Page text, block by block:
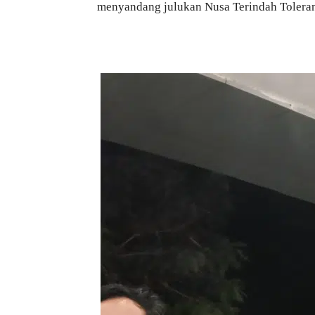
menyandang julukan Nusa Terindah